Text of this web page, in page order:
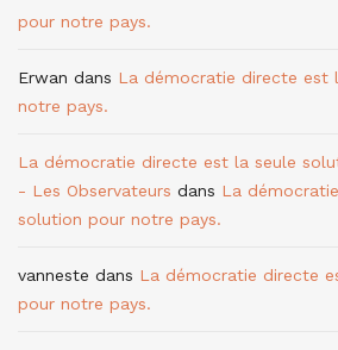
pour notre pays.
Erwan dans La démocratie directe est
notre pays.
La démocratie directe est la seule
- Les Observateurs dans La
solution pour notre pays.
vanneste dans La démocratie directe
pour notre pays.